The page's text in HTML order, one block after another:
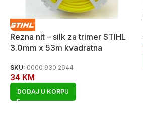
Rezna nit – silk za trimer STIHL
3.0mm x 53m kvadratna
SKU: 0000 930 2644
34 KM
DODAJ U KORPU